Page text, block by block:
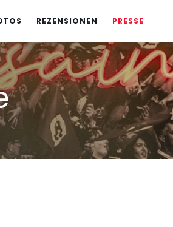
REZENSIONEN PRESSE